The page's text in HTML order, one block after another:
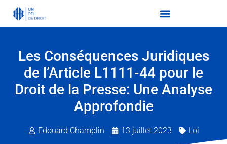
Les Conséquences Juridiques
de l’Article L1111-44 pour le
Droit de la Presse: Une Analyse
Approfondie
Edouard Champlin 13 juillet 2023 Loi